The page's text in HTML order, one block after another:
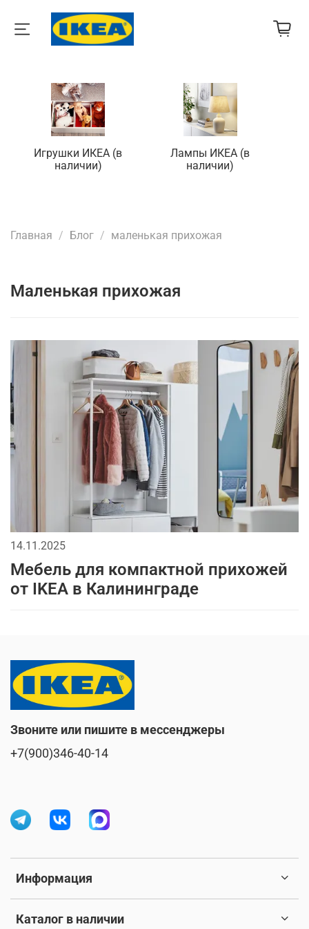
Игрушки ИКЕА (в
наличии)
Лампы ИКЕА (в
наличии)
Главная Блог маленькая прихожая
маленькая прихожая
14.11.2025
Мебель для компактной прихожей
от IKEA в Калининграде
Информация
Каталог в наличии
Звоните или пишите в мессенджеры
+7(900)346-40-14